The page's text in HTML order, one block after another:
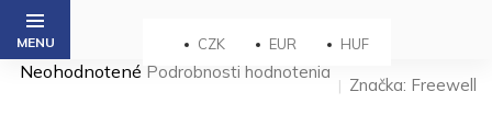
Prejsť
obsah
CZK EUR HUF
Priemerné
Neohodnotené Podrobnosti hodnotenia
Značka: Freewell